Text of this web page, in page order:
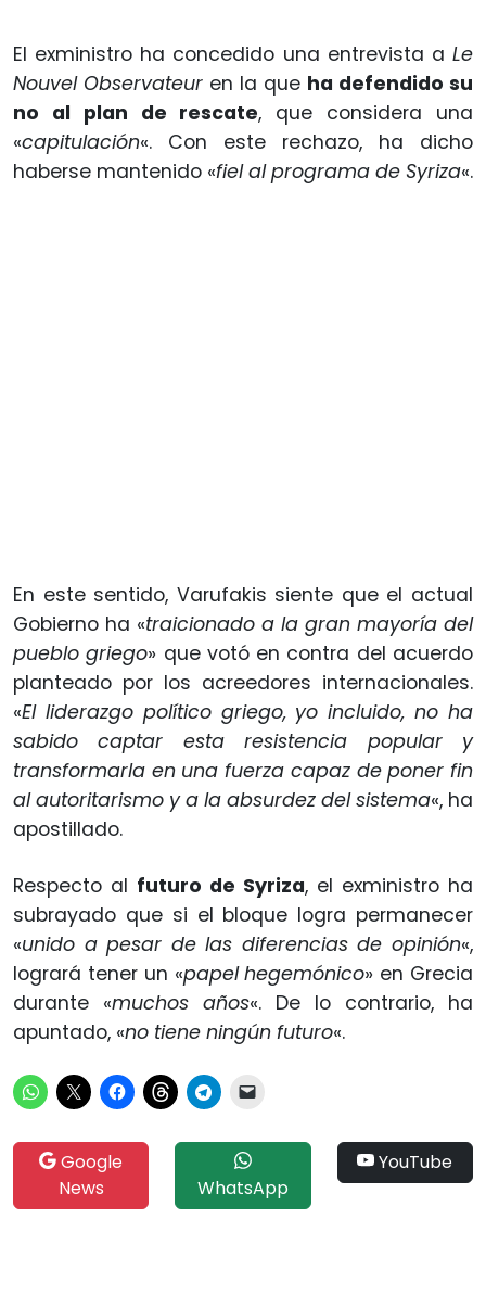
El exministro ha concedido una entrevista a Le
Nouvel Observateur en la que ha defendido su
no al plan de rescate, que considera una
«capitulación«. Con este rechazo, ha dicho
haberse mantenido «fiel al programa de Syriza«.
En este sentido, Varufakis siente que el actual
Gobierno ha «traicionado a la gran mayoría del
pueblo griego» que votó en contra del acuerdo
planteado por los acreedores internacionales.
«El liderazgo político griego, yo incluido, no ha
sabido captar esta resistencia popular y
transformarla en una fuerza capaz de poner fin
al autoritarismo y a la absurdez del sistema«, ha
apostillado.
Respecto al futuro de Syriza, el exministro ha
subrayado que si el bloque logra permanecer
«unido a pesar de las diferencias de opinión«,
logrará tener un «papel hegemónico» en Grecia
durante «muchos años«. De lo contrario, ha
apuntado, «no tiene ningún futuro«.
Google
News
WhatsApp
YouTube